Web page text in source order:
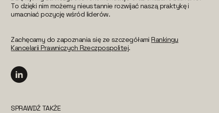
To dzięki nim możemy nieustannie rozwijać naszą praktykę i
umacniać pozycję wśród liderów.
Zachęcamy do zapoznania się ze szczegółamiRankingu
Kancelarii Prawniczych Rzeczpospolitej.
SPRAWDŹ TAKŻE